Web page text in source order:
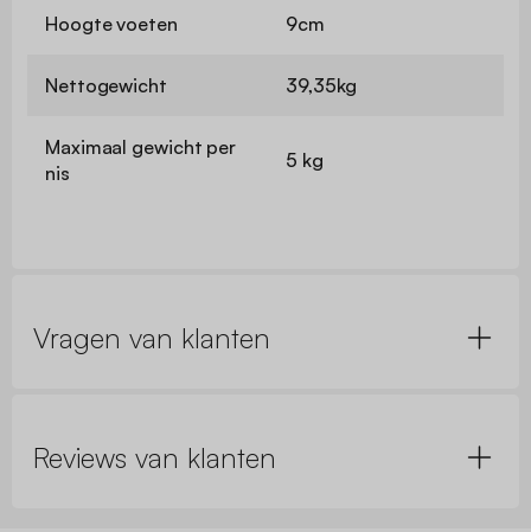
Hoogte voeten 9cm
Nettogewicht 39,35kg
Maximaal gewicht per
nis
5 kg
Vragen van klanten
Reviews van klanten